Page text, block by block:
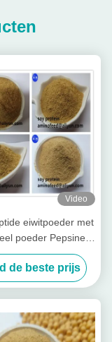
Video
eiwitpoeder met
poeder Pepsine
meer dan
90%
de beste prijs